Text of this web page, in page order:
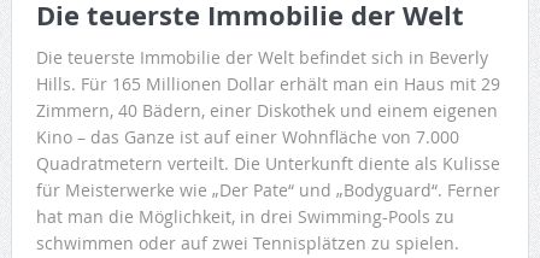
Die teuerste Immobilie der Welt
Die teuerste Immobilie der Welt befindet sich in Beverly
Hills. Für 165 Millionen Dollar erhält man ein Haus mit 29
Zimmern, 40 Bädern, einer Diskothek und einem eigenen
Kino – das Ganze ist auf einer Wohnfläche von 7.000
Quadratmetern verteilt. Die Unterkunft diente als Kulisse
für Meisterwerke wie „Der Pate“ und „Bodyguard“. Ferner
hat man die Möglichkeit, in drei Swimming-Pools zu
schwimmen oder auf zwei Tennisplätzen zu spielen.